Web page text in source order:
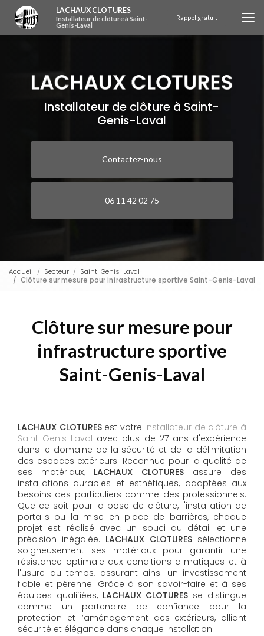
contenu
principal
LACHAUX CLOTURES
Installateur de clôture à Saint-
Genis-Laval
Rappel gratuit
Installateur de clôture à Saint-
Genis-Laval
Contactez-nous
06 11 42 02 75
Accueil Secteur
Saint-Genis-Laval
Clôture sur mesure pour infrastructure sportive Saint-Genis-Laval
Clôture sur mesure pour
infrastructure sportive
Saint-Genis-Laval
LACHAUX CLOTURESest votre installateur de clôture à
Saint-Genis-Laval avec plus de 27 ans d'expérience
dans le domaine de la sécurité et de la délimitation
des espaces extérieurs. Reconnue pour la qualité de
ses matériaux, LACHAUX CLOTURES assure des
installations durables et esthétiques, adaptées aux
besoins des particuliers comme des professionnels.
Que ce soit pour la pose de clôture, l'installation de
portails ou la mise en place de barrières, chaque
projet est réalisé avec un souci du détail et une
précision inégalée. LACHAUX CLOTURES sélectionne
soigneusement ses matériaux pour garantir une
résistance optimale aux conditions climatiques et à
l'usure du temps, assurant ainsi un investissement
fiable et pérenne. Grâce à son savoir-faire et à ses
équipes qualifiées,LACHAUX CLOTURES​​​​​​​ se distingue
comme un partenaire de confiance pour la
protection et l’aménagement des extérieurs, alliant
sécurité et élégance dans chaque installation.